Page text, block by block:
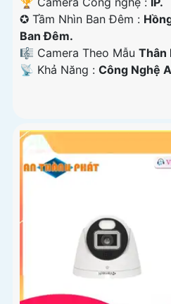
✪ Tầm Nhìn Ban Đêm :
Ban Ðêm.
🎼️ Camera Theo Mẫu Thân
️📡 Khả Năng : Công Nghệ